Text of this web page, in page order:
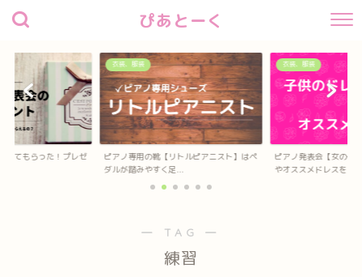
ぴあとーく
してもらった！プレゼ
衣装、服装
ピアノ専用の靴【リトルピアニスト】はペ
ダルが踏みやすく足...
衣装、服装
ピアノ発表会【女の子
やオススメドレスを...
― TAG ―
練習